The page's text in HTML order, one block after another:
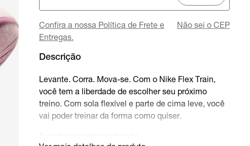
Confira a nossa Política de Frete e
Entregas.
Não sei o CEP
Descrição
Levante. Corra. Mova-se. Com o Nike Flex Train,
você tem a liberdade de escolher seu próximo
treino. Com sola flexível e parte de cima leve, você
vai poder treinar da forma como quiser.